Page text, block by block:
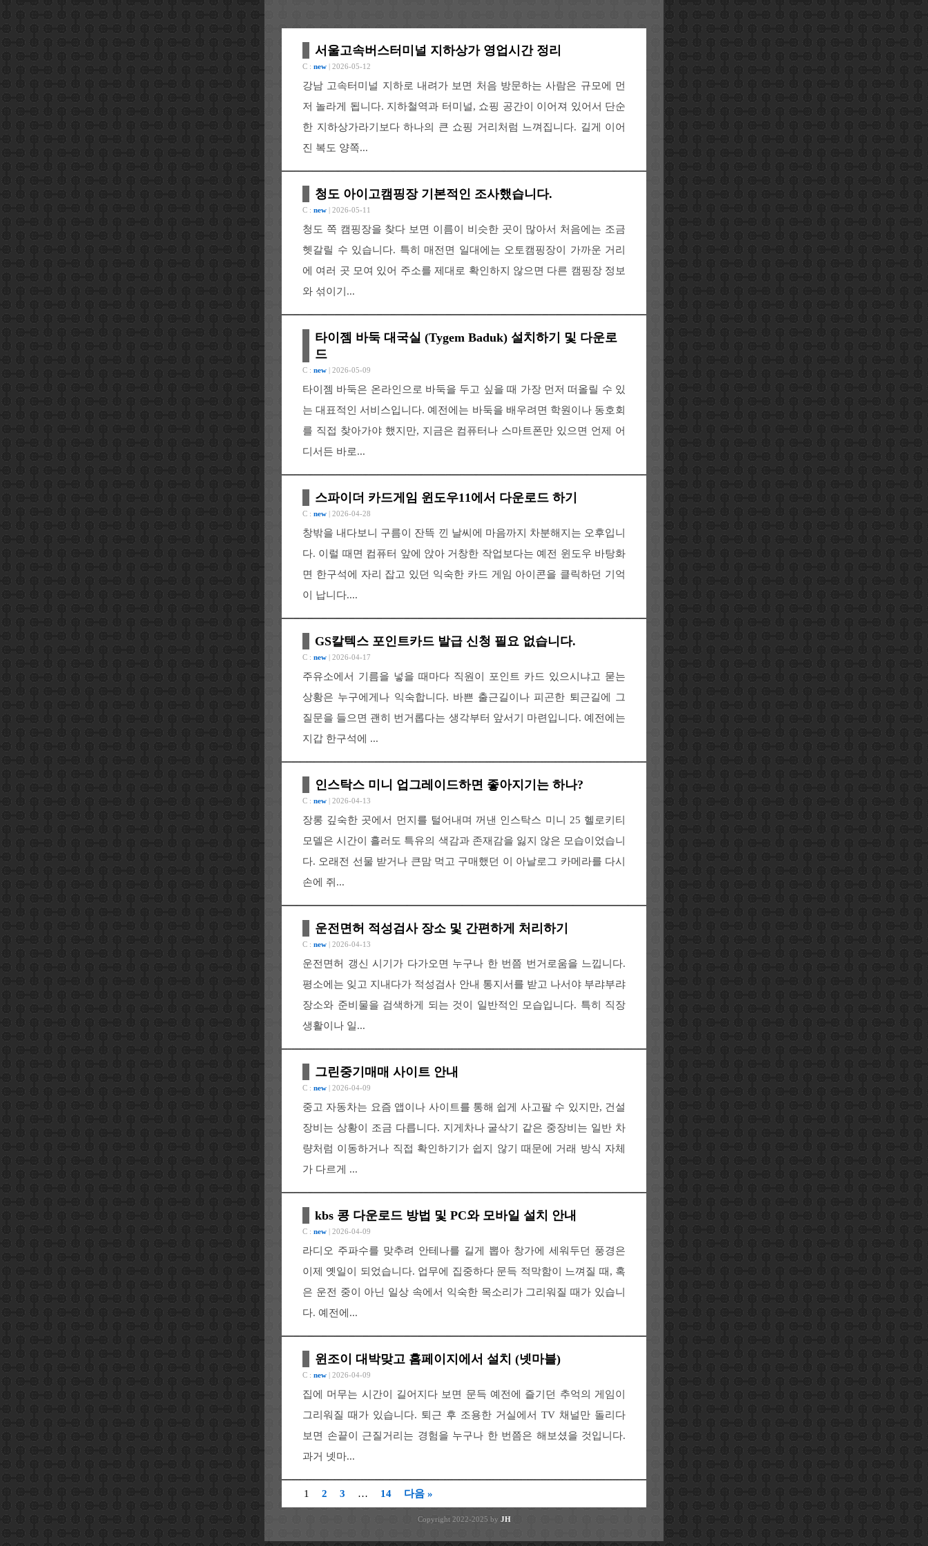
서울고속버스터미널 지하상가 영업시간 정리
C : new | 2026-05-12
강남 고속터미널 지하로 내려가 보면 처음 방문하는 사람은 규모에 먼
저 놀라게 됩니다. 지하철역과 터미널, 쇼핑 공간이 이어져 있어서 단순
한 지하상가라기보다 하나의 큰 쇼핑 거리처럼 느껴집니다. 길게 이어
진 복도 양쪽...
청도 아이고캠핑장 기본적인 조사했습니다.
C : new | 2026-05-11
청도 쪽 캠핑장을 찾다 보면 이름이 비슷한 곳이 많아서 처음에는 조금
헷갈릴 수 있습니다. 특히 매전면 일대에는 오토캠핑장이 가까운 거리
에 여러 곳 모여 있어 주소를 제대로 확인하지 않으면 다른 캠핑장 정보
와 섞이기...
타이젬 바둑 대국실 (Tygem Baduk) 설치하기 및 다운로
드
C : new | 2026-05-09
타이젬 바둑은 온라인으로 바둑을 두고 싶을 때 가장 먼저 떠올릴 수 있
는 대표적인 서비스입니다. 예전에는 바둑을 배우려면 학원이나 동호회
를 직접 찾아가야 했지만, 지금은 컴퓨터나 스마트폰만 있으면 언제 어
디서든 바로...
스파이더 카드게임 윈도우11에서 다운로드 하기
C : new | 2026-04-28
창밖을 내다보니 구름이 잔뜩 낀 날씨에 마음까지 차분해지는 오후입니
다. 이럴 때면 컴퓨터 앞에 앉아 거창한 작업보다는 예전 윈도우 바탕화
면 한구석에 자리 잡고 있던 익숙한 카드 게임 아이콘을 클릭하던 기억
이 납니다....
GS칼텍스 포인트카드 발급 신청 필요 없습니다.
C : new | 2026-04-17
주유소에서 기름을 넣을 때마다 직원이 포인트 카드 있으시냐고 묻는
상황은 누구에게나 익숙합니다. 바쁜 출근길이나 피곤한 퇴근길에 그
질문을 들으면 괜히 번거롭다는 생각부터 앞서기 마련입니다. 예전에는
지갑 한구석에 ...
인스탁스 미니 업그레이드하면 좋아지기는 하나?
C : new | 2026-04-13
장롱 깊숙한 곳에서 먼지를 털어내며 꺼낸 인스탁스 미니 25 헬로키티
모델은 시간이 흘러도 특유의 색감과 존재감을 잃지 않은 모습이었습니
다. 오래전 선물 받거나 큰맘 먹고 구매했던 이 아날로그 카메라를 다시
손에 쥐...
운전면허 적성검사 장소 및 간편하게 처리하기
C : new | 2026-04-13
운전면허 갱신 시기가 다가오면 누구나 한 번쯤 번거로움을 느낍니다.
평소에는 잊고 지내다가 적성검사 안내 통지서를 받고 나서야 부랴부랴
장소와 준비물을 검색하게 되는 것이 일반적인 모습입니다. 특히 직장
생활이나 일...
그린중기매매 사이트 안내
C : new | 2026-04-09
중고 자동차는 요즘 앱이나 사이트를 통해 쉽게 사고팔 수 있지만, 건설
장비는 상황이 조금 다릅니다. 지게차나 굴삭기 같은 중장비는 일반 차
량처럼 이동하거나 직접 확인하기가 쉽지 않기 때문에 거래 방식 자체
가 다르게 ...
kbs 콩 다운로드 방법 및 PC와 모바일 설치 안내
C : new | 2026-04-09
라디오 주파수를 맞추려 안테나를 길게 뽑아 창가에 세워두던 풍경은
이제 옛일이 되었습니다. 업무에 집중하다 문득 적막함이 느껴질 때, 혹
은 운전 중이 아닌 일상 속에서 익숙한 목소리가 그리워질 때가 있습니
다. 예전에...
윈조이 대박맞고 홈페이지에서 설치 (넷마블)
C : new | 2026-04-09
집에 머무는 시간이 길어지다 보면 문득 예전에 즐기던 추억의 게임이
그리워질 때가 있습니다. 퇴근 후 조용한 거실에서 TV 채널만 돌리다
보면 손끝이 근질거리는 경험을 누구나 한 번쯤은 해보셨을 것입니다.
과거 넷마...
1 2 3 … 14 다음 »
Copyright 2022-2025 by JH